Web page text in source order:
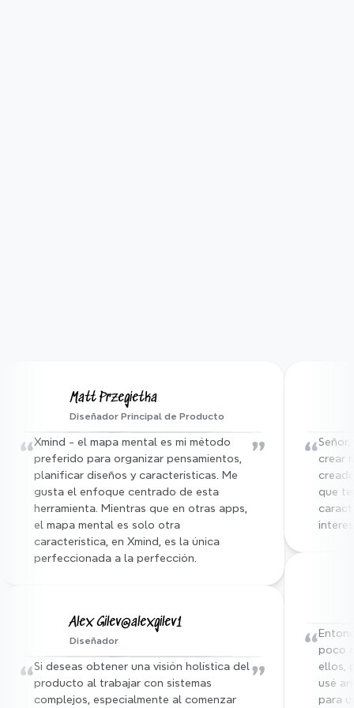
Usuarios en todo el mundo
Matt Przegietka
Diseñador Principal de Producto
“Xmind - el mapa mental es mi método
preferido para organizar pensamientos,
planificar diseños y características. Me
gusta el enfoque centrado de esta
herramienta. Mientras que en otras apps,
el mapa mental es solo otra
característica, en Xmind, es la única
perfeccionada a la perfección.
”
Alex Gilev@alexgilev1
Diseñador
“Si deseas obtener una visión holística del
producto al trabajar con sistemas
complejos, especialmente al comenzar
”
“crear
que
“poco
ellos,
usé
para